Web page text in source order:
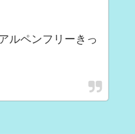
ルペンフリーきっ